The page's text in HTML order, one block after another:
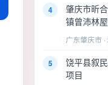
4
肇庆市昕
镇曾沛林
广东肇庆市 ·
5
饶平县叙
项目